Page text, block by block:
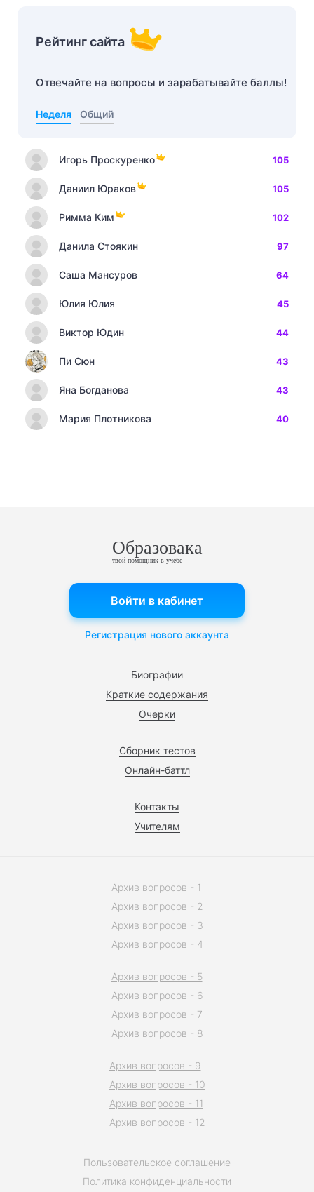
Рейтинг сайта
Отвечайте на вопросы и зарабатывайте баллы!
Неделя Общий
Игорь Проскуренко 105
Даниил Юраков 105
Римма Ким 102
Данила Стоякин 97
Саша Мансуров 64
Юлия Юлия 45
Виктор Юдин 44
Пи Сюн 43
Яна Богданова 43
Мария Плотникова 40
Образовака
твой помощник в учебе
Биографии
Краткие содержания
Очерки
Сборник тестов
Онлайн-баттл
Контакты
Учителям
Войти в кабинет
Регистрация нового аккаунта
Пользовательское соглашение
Политика конфиденциальности
Архив вопросов - 1
Архив вопросов - 2
Архив вопросов - 3
Архив вопросов - 4
Архив вопросов - 5
Архив вопросов - 6
Архив вопросов - 7
Архив вопросов - 8
Архив вопросов - 9
Архив вопросов - 10
Архив вопросов - 11
Архив вопросов - 12